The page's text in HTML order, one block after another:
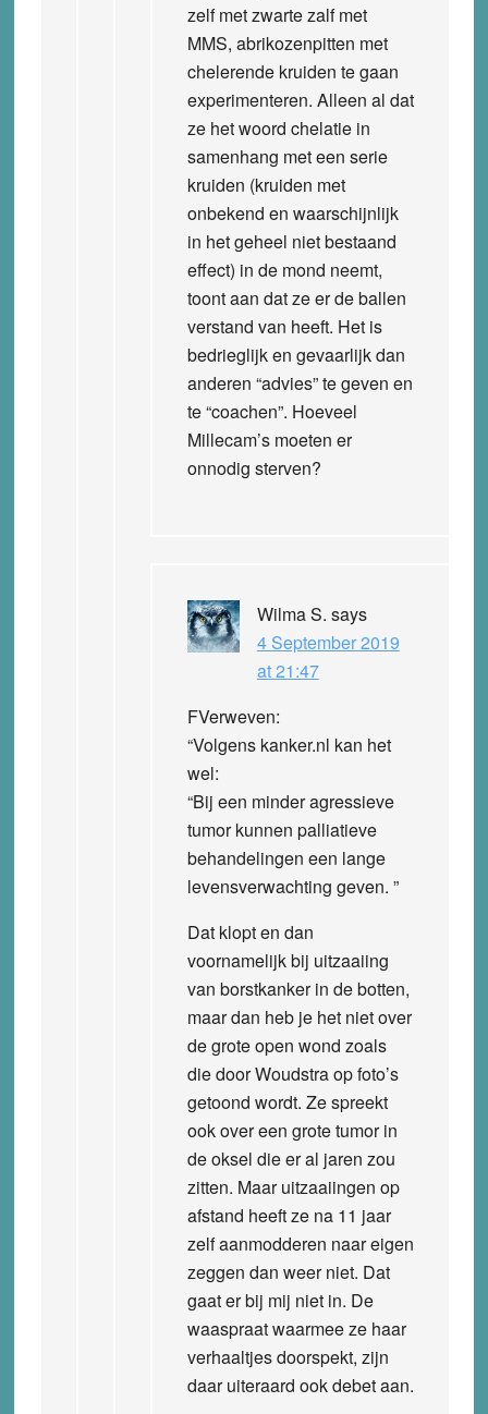
zelf met zwarte zalf met
MMS, abrikozenpitten met
chelerende kruiden te gaan
experimenteren. Alleen al dat
ze het woord chelatie in
samenhang met een serie
kruiden (kruiden met
onbekend en waarschijnlijk
in het geheel niet bestaand
effect) in de mond neemt,
toont aan dat ze er de ballen
verstand van heeft. Het is
bedrieglijk en gevaarlijk dan
anderen “advies” te geven en
te “coachen”. Hoeveel
Millecam’s moeten er
onnodig sterven?
Wilma S. says
4 September 2019
at 21:47
FVerweven:
“Volgens kanker.nl kan het
wel:
“Bij een minder agressieve
tumor kunnen palliatieve
behandelingen een lange
levensverwachting geven. ”
Dat klopt en dan
voornamelijk bij uitzaaiing
van borstkanker in de botten,
maar dan heb je het niet over
de grote open wond zoals
die door Woudstra op foto’s
getoond wordt. Ze spreekt
ook over een grote tumor in
de oksel die er al jaren zou
zitten. Maar uitzaaiingen op
afstand heeft ze na 11 jaar
zelf aanmodderen naar eigen
zeggen dan weer niet. Dat
gaat er bij mij niet in. De
waaspraat waarmee ze haar
verhaaltjes doorspekt, zijn
daar uiteraard ook debet aan.